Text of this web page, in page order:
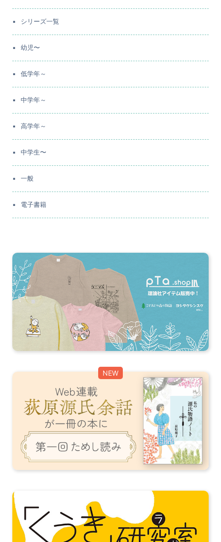
シリーズ一覧
幼児〜
低学年～
中学年～
高学年～
中学生〜
一般
電子書籍
NEW